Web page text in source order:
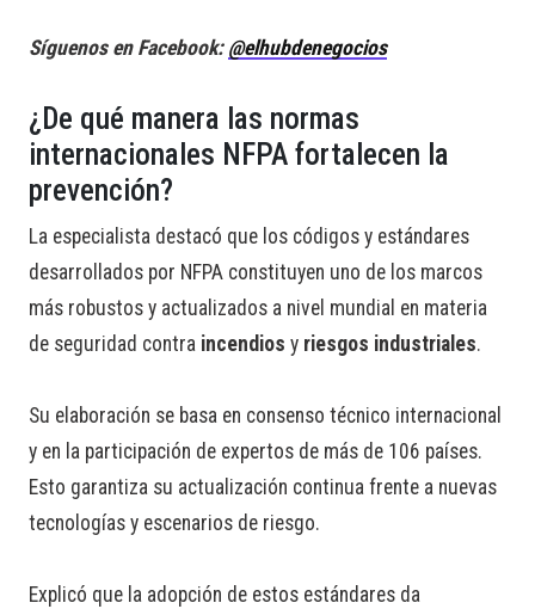
Síguenos en Facebook: @elhubdenegocios
¿De qué manera las normas
internacionales NFPA fortalecen la
prevención?
La especialista destacó que los códigos y estándares
desarrollados por NFPA constituyen uno de los marcos
más robustos y actualizados a nivel mundial en materia
de seguridad contra incendios y riesgos industriales.
Su elaboración se basa en consenso técnico internacional
y en la participación de expertos de más de 106 países.
Esto garantiza su actualización continua frente a nuevas
tecnologías y escenarios de riesgo.
Explicó que la adopción de estos estándares da